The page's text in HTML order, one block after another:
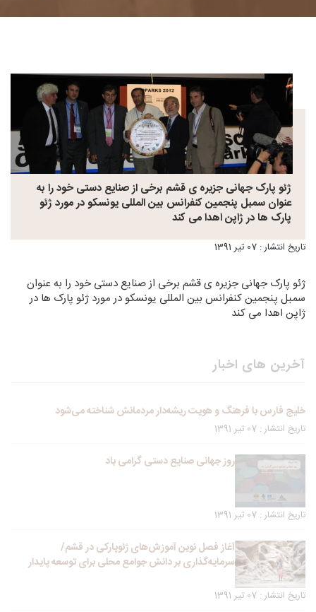
ژئو پارک جهانی جزیره ی قشم برخی از صنایع دستی خود را به
عنوان سمبل پنجمین کنفرانس بین المللی یونسکو در مورد ژئو
پارک ها در ژاپن اهدا می کند
تاریخ انتشار : 07 تیر 1391
ژئو پارک جهانی جزیره ی قشم برخی از صنایع دستی خود را به عنوان
سمبل پنجمین کنفرانس بین المللی یونسکو در مورد ژئو پارک ها در
ژاپن اهدا می کند
آخرین های اخبار
خلیج فارس با فرهنگ و هویت ریشه‌دار مردمانش شناخته می‌شود
تاریخ انتشار : 07 تیر 1391
روز جهانی صنایع دستی گرامی باد
تاریخ انتشار : 07 تیر 1391
آغاز فصل نوین آموزش‌های ژئوپارکی در قشم/
سرمایه‌گذاری بر دانش جوامع محلی برای توسعه پایدار
تاریخ انتشار : 07 تیر 1391